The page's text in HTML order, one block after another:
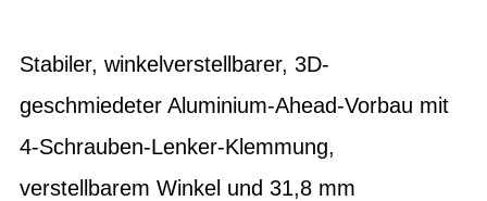
Stabiler, winkelverstellbarer, 3D-
geschmiedeter Aluminium-Ahead-Vorbau mit
4-Schrauben-Lenker-Klemmung,
verstellbarem Winkel und 31,8 mm